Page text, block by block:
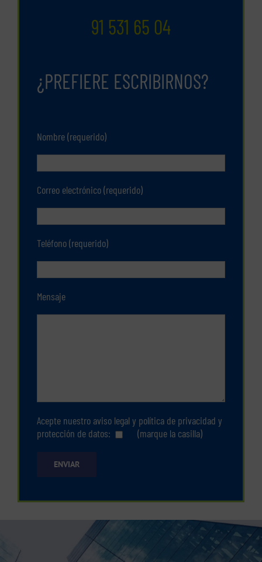
91 531 65 04
¿PREFIERE ESCRIBIRNOS?
Nombre (requerido)
Correo electrónico (requerido)
Teléfono (requerido)
Mensaje
Acepte nuestro aviso legal y política de privacidad y
protección de datos: (marque la casilla)